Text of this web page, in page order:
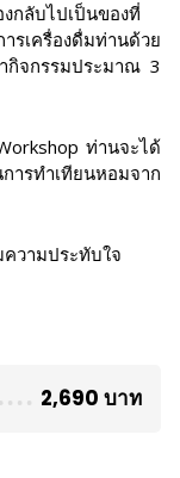
กลับไปเป็นของที่
รเครื่องดื่มท่านด้วย
กิจกรรมประมาณ 3
ท่านจะได้
ทำเทียนหอมจาก
วามประทับใจ
2,690 บาท